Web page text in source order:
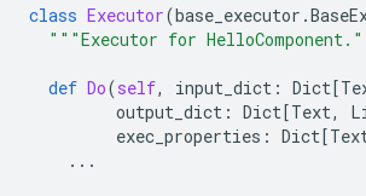
class Executor(base_executor .
"""Executor for
def Do(self, input_dict : Dict[
output_dict : Dict[Text,
exec_properties : Dict[
...